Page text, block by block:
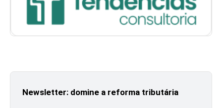
Newsletter: domine a reforma tributária